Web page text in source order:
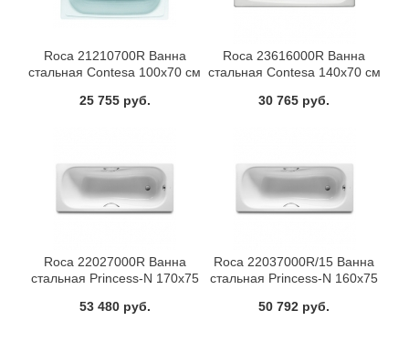
Roca 21210700R Ванна
стальная Contesa 100x70 см
25 755 руб.
Roca 23616000R Ванна
стальная Contesa 140x70 см
30 765 руб.
Roca 22027000R Ванна
стальная Princess-N 170x75
53 480 руб.
Roca 22037000R/15 Ванна
стальная Princess-N 160x75
50 792 руб.